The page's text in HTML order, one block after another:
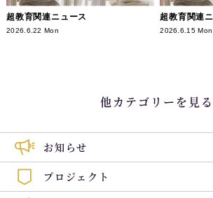
超教育関連ニュース
2026.6.22 Mon
超教育関連
2026.6.15 Mon
他カテゴリーを見る
お知らせ
プロジェクト